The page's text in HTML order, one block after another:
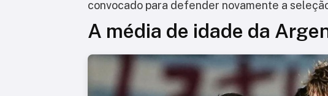
convocado para defender novamente a
A média de idade da